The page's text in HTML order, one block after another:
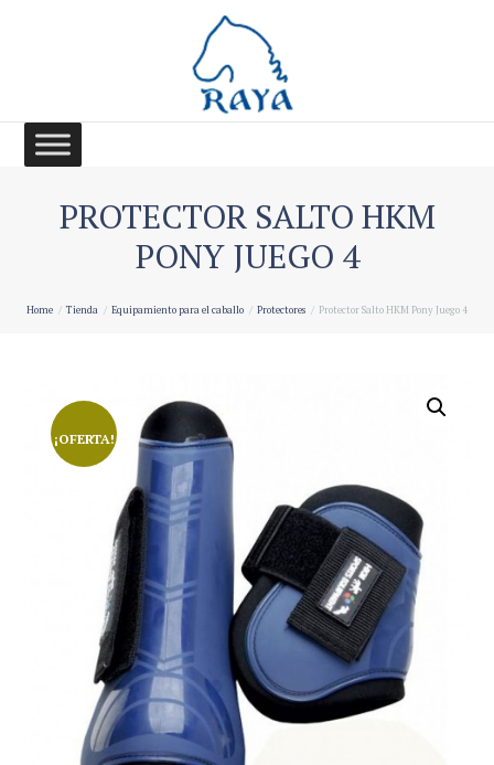
PROTECTOR SALTO HKM
PONY JUEGO 4
Home Tienda Equipamiento para el caballo Protectores Protector Salto HKM Pony Juego 4
¡OFERTA!